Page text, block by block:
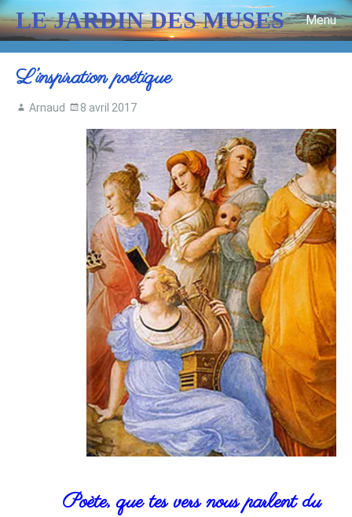
LE JARDIN DES MUSES
Menu
Skip to content
L’inspiration poétique
Arnaud 8 avril 2017
Poète, que tes vers nous parlent du